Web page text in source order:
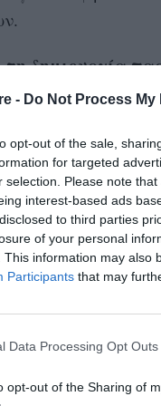
- Do Not Process
opt-out of the sale,
for targeted
selection. Please note
interest-based ads
to third parties
of your personal
This information may also
Participants that may
Data Processing Opt Outs
opt-out of the Sharing of
δημιουργία
πόλης.
έχουν πνιγεί
το φιλοζωικό
Έτσι,
για τη
τις
στην επαρχία
κατά μήκος
της άγριας